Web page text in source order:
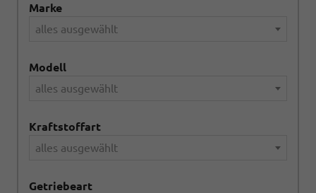
Marke
alles ausgewählt
Modell
alles ausgewählt
Kraftstoffart
alles ausgewählt
Getriebeart